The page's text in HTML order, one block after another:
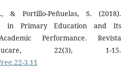
& Portillo-Peñuelas, S. (2018).
in Primary Education and Its
Performance. Revista
22(3), 1-15.
3.11